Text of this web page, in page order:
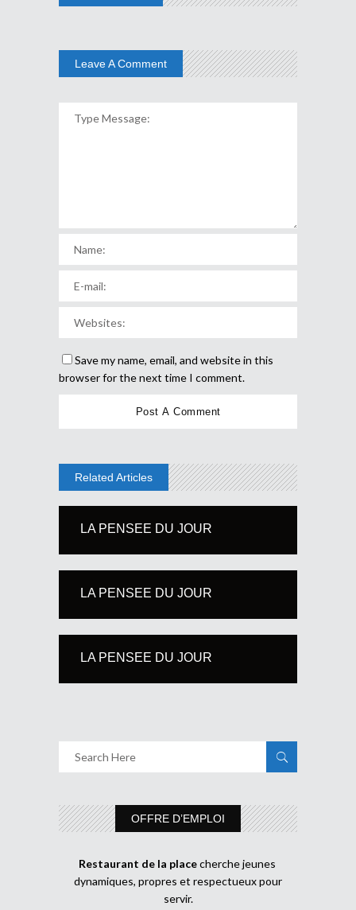
Leave A Comment
Save my name, email, and website in this
browser for the next time I comment.
Related Articles
LA PENSEE DU JOUR
LA PENSEE DU JOUR
LA PENSEE DU JOUR
OFFRE D’EMPLOI
Restaurant de la placecherche jeunes
dynamiques, propres et respectueux pour
servir.